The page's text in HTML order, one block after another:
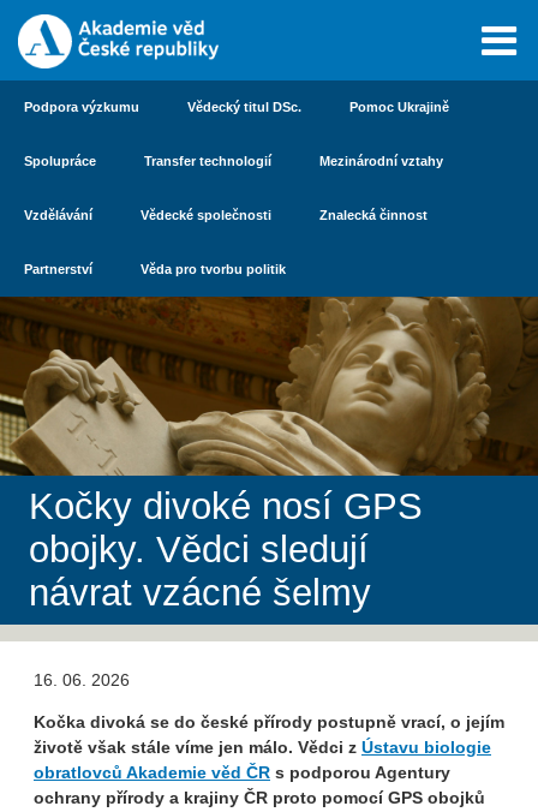
Podpora výzkumu Vědecký titul DSc. Pomoc Ukrajině
Spolupráce Transfer technologií Mezinárodní vztahy
Vzdělávání Vědecké společnosti Znalecká činnost
Partnerství Věda pro tvorbu politik
Kočky divoké nosí GPS
obojky. Vědci sledují
návrat vzácné šelmy
16. 06. 2026
Kočka divoká se do české přírody postupně vrací, o jejím
životě však stále víme jen málo. Vědci z Ústavu biologie
obratlovců Akademie věd ČR s podporou Agentury
ochrany přírody a krajiny ČR proto pomocí GPS obojků